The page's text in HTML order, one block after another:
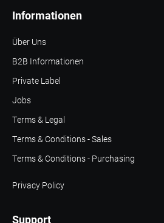
Support
Über Uns
Informationen
B2B Informationen
Terms & Legal
Terms & Conditions - Sales
Terms & Conditions - Purchasing
Privacy Policy
Jobs
Private Label